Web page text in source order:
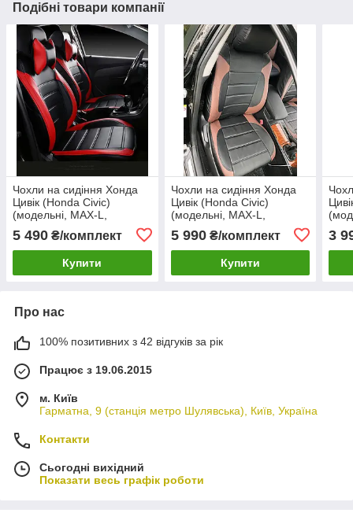
Подібні товари компанії
Чохли на сидіння Хонда
Цивік (Honda Civic)
(модельні, MAX-L,
Чорно-червоний
5 490 ₴/комплект
Купити
Чохли на сидіння Хонда
Цивік (Honda Civic)
(модельні, MAX-L,
Чорно-коричневий
5 990₴/комплект
Купити
3
Про нас
100% позитивних з 42 відгуків за рік
Працює з 19.06.2015
м. Київ
Гарматна, 9 (станція метро Шулявська), Київ, Україна
Контакти
Сьогодні вихідний
Показати весь графік роботи